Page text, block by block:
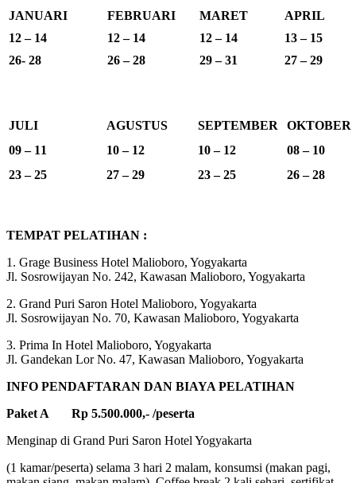
JANUARI FEBRUARI MARET
APRIL
12 – 14
12 – 14 12 – 14
13 – 15
26- 28
26 – 28 29 – 31 27 – 29
JULI AGUSTUS SEPTEMBER
OKTOBER
09 – 11
10 – 12 10 – 12
08 – 10
23 – 25
27 – 29 23 – 25 26 – 28
TEMPAT PELATIHAN :
1. Grage Business Hotel Malioboro, Yogyakarta
Jl. Sosrowijayan No. 242, Kawasan Malioboro, Yogyakarta
2. Grand Puri Saron Hotel Malioboro, Yogyakarta
Jl. Sosrowijayan No. 70, Kawasan Malioboro, Yogyakarta
3. Prima In Hotel Malioboro, Yogyakarta
Jl. Gandekan Lor No. 47, Kawasan Malioboro, Yogyakarta
INFO PENDAFTARAN DAN BIAYA PELATIHAN
Paket A Rp 5.500.000,- /peserta
Menginap di Grand Puri Saron Hotel Yogyakarta
(1 kamar/peserta) selama 3 hari 2 malam, konsumsi (makan pagi,